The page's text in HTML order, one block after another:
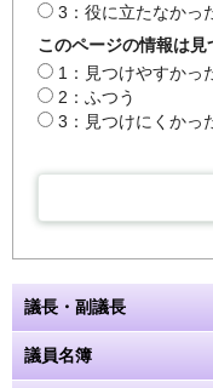
3：役に立たなかっ
このページの情報は見
1：見つけやすかっ
2：ふつう
3：見つけにくかっ
議長・副議長
議員名簿